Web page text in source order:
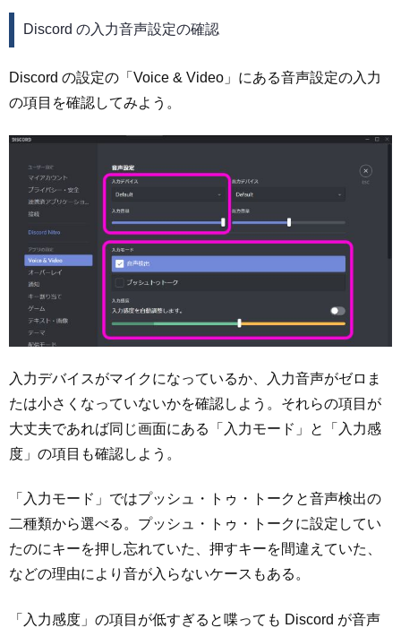
Discord の入力音声設定の確認
Discord の設定の「Voice & Video」にある音声設定の入力
の項目を確認してみよう。
入力デバイスがマイクになっているか、入力音声がゼロま
たは小さくなっていないかを確認しよう。それらの項目が
大丈夫であれば同じ画面にある「入力モード」と「入力感
度」の項目も確認しよう。
「入力モード」ではプッシュ・トゥ・トークと音声検出の
二種類から選べる。プッシュ・トゥ・トークに設定してい
たのにキーを押し忘れていた、押すキーを間違えていた、
などの理由により音が入らないケースもある。
「入力感度」の項目が低すぎると喋っても Discord が音声